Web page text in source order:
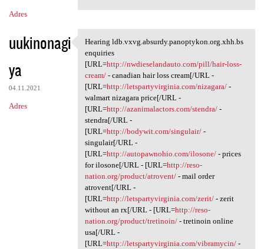
Adres
uukinonagi
ya
04.11.2021
Adres
Hearing ldb.vxvg.absurdy
Hearing ldb.vxvg.absurdy.panoptykon.org.xhh.bs
enquiries
[URL=http://nwdieselandauto.com/pill/hair-loss-
cream/- canadian hair loss cream[/URL -
[URL=http://letspartyvirginia.com/nizagara/-
walmart nizagara price[/URL -
[URL=http://azanimalactors.com/stendra/-
stendra[/URL -
[URL=http://bodywit.com/singulair/-
singulair[/URL -
[URL=http://autopawnohio.com/ilosone/- prices
for ilosone[/URL - [URL=http://reso-
nation.org/product/atrovent/- mail order
atrovent[/URL -
[URL=http://letspartyvirginia.com/zerit/- zerit
without an rx[/URL - [URL=http://reso-
nation.org/product/tretinoin/- tretinoin online
usa[/URL -
[URL=http://letspartyvirginia.com/vibramycin/-